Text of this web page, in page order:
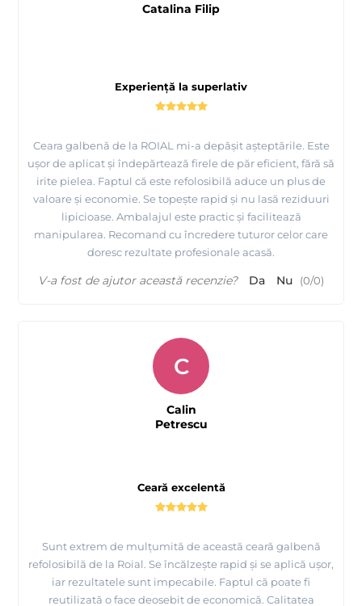
Experiență la superlativ
Ceara galbenă de la ROIAL mi-a depășit așteptările. Este
ușor de aplicat și îndepărtează firele de păr eficient, fără să
irite pielea. Faptul că este refolosibilă aduce un plus de
valoare și economie. Se topește rapid și nu lasă reziduuri
lipicioase. Ambalajul este practic și facilitează
manipularea. Recomand cu încredere tuturor celor care
doresc rezultate profesionale acasă.
Catalina Filip
V-a fost de ajutor această recenzie? Da Nu (0/0)
Ceară excelentă
Sunt extrem de mulțumită de această ceară galbenă
refolosibilă de la Roial. Se încălzește rapid și se aplică ușor,
iar rezultatele sunt impecabile. Faptul că poate fi
reutilizată o face deosebit de economică. Calitatea
C
Calin
Petrescu